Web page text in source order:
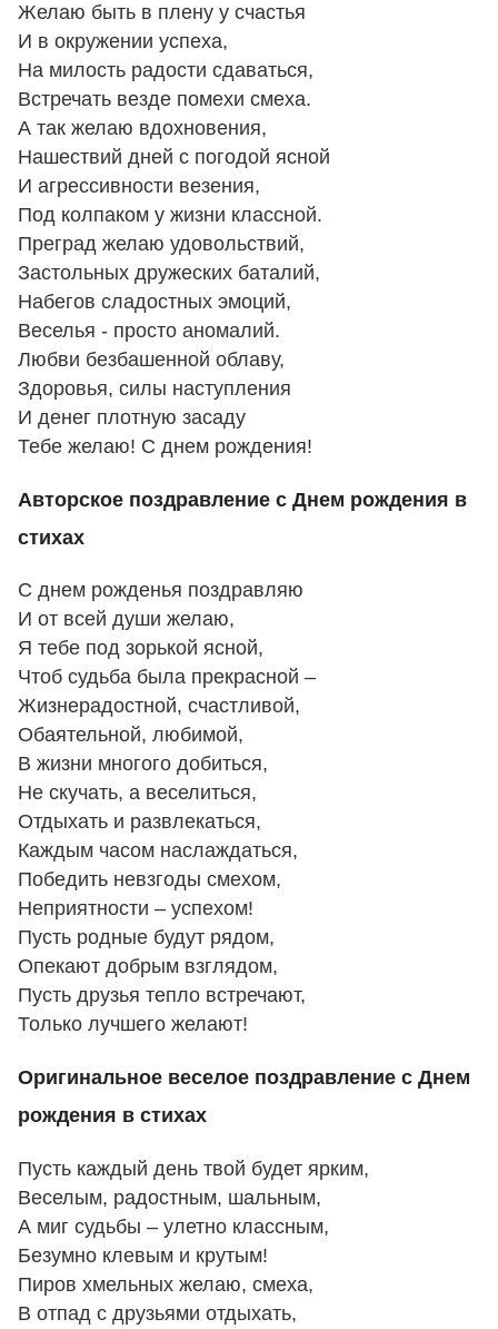
Желаю быть в плену у счастья
И в окружении успеха,
На милость радости сдаваться,
Встречать везде помехи смеха.
А так желаю вдохновения,
Нашествий дней с погодой ясной
И агрессивности везения,
Под колпаком у жизни классной.
Преград желаю удовольствий,
Застольных дружеских баталий,
Набегов сладостных эмоций,
Веселья - просто аномалий.
Любви безбашенной облаву,
Здоровья, силы наступления
И денег плотную засаду
Тебе желаю! С днем рождения!
Авторское поздравление с Днем рождения в
стихах
С днем рожденья поздравляю
И от всей души желаю,
Я тебе под зорькой ясной,
Чтоб судьба была прекрасной –
Жизнерадостной, счастливой,
Обаятельной, любимой,
В жизни многого добиться,
Не скучать, а веселиться,
Отдыхать и развлекаться,
Каждым часом наслаждаться,
Победить невзгоды смехом,
Неприятности – успехом!
Пусть родные будут рядом,
Опекают добрым взглядом,
Пусть друзья тепло встречают,
Только лучшего желают!
Оригинальное веселое поздравление с Днем
рождения в стихах
Пусть каждый день твой будет ярким,
Веселым, радостным, шальным,
А миг судьбы – улетно классным,
Безумно клевым и крутым!
Пиров хмельных желаю, смеха,
В отпад с друзьями отдыхать,